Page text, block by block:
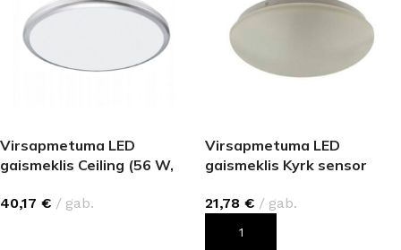
Virsapmetuma LED
gaismeklis Ceiling (56 W,
40,17 € gab.
Virsapmetuma LED
gaismeklis Kyrk sensor
21,78 € gab.
PIEVIENOT GROZAM